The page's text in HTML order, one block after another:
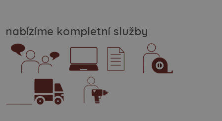
nabízíme kompletní služby